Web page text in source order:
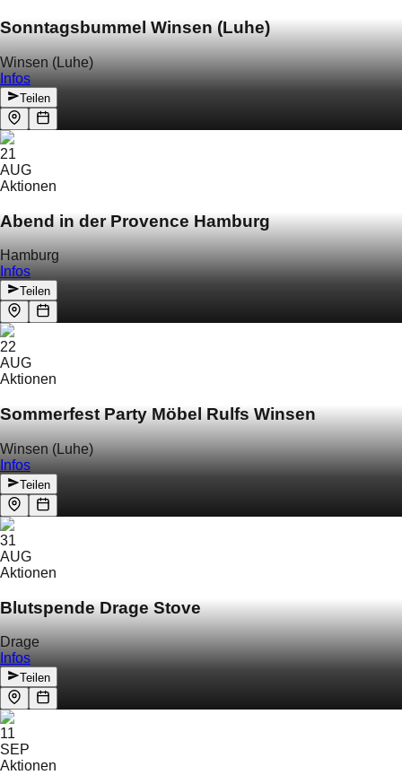
Sonntagsbummel Winsen (Luhe)
Winsen (Luhe)
Infos
Teilen
21
AUG
Aktionen
Abend in der Provence Hamburg
Hamburg
Infos
Teilen
22
AUG
Aktionen
Sommerfest Party Möbel Rulfs Winsen
Winsen (Luhe)
Infos
Teilen
31
AUG
Aktionen
Blutspende Drage Stove
Drage
Infos
Teilen
11
SEP
Aktionen